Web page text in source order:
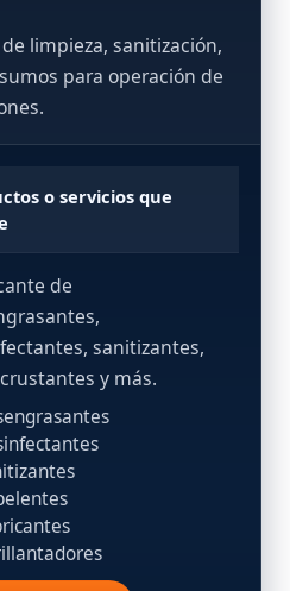
limpieza, sanitización,
para operación de
o servicios que
de
sanitizantes,
y más.